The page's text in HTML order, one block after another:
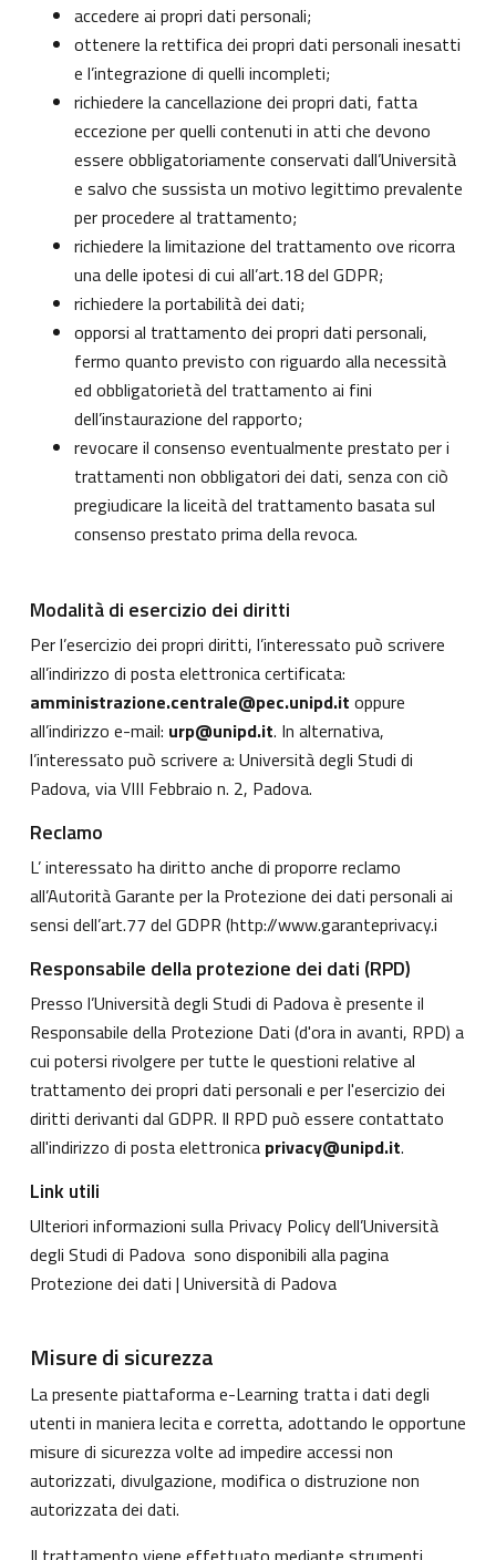
accedere ai propri dati personali;
ottenere la rettifica dei propri dati personali inesatti
e l’integrazione di quelli incompleti;
richiedere la cancellazione dei propri dati, fatta
eccezione per quelli contenuti in atti che devono
essere obbligatoriamente conservati dall’Università
e salvo che sussista un motivo legittimo prevalente
per procedere al trattamento;
richiedere la limitazione del trattamento ove ricorra
una delle ipotesi di cui all’art.18 del GDPR;
richiedere la portabilità dei dati;
opporsi al trattamento dei propri dati personali,
fermo quanto previsto con riguardo alla necessità
ed obbligatorietà del trattamento ai fini
dell’instaurazione del rapporto;
revocare il consenso eventualmente prestato per i
trattamenti non obbligatori dei dati, senza con ciò
pregiudicare la liceità del trattamento basata sul
consenso prestato prima della revoca.
Modalità di esercizio dei diritti
Per l’esercizio dei propri diritti, l’interessato può scrivere
all’indirizzo di posta elettronica certificata:
amministrazione.centrale@pec.unipd.it oppure
all’indirizzo e-mail: urp@unipd.it. In alternativa,
l’interessato può scrivere a: Università degli Studi di
Padova, via VIII Febbraio n. 2, Padova.
Reclamo
L’ interessato ha diritto anche di proporre reclamo
all’Autorità Garante per la Protezione dei dati personali ai
sensi dell’art.77 del GDPR (http://www.garanteprivacy.i
Responsabile della protezione dei dati (RPD)
Presso l’Università degli Studi di Padova è presente il
Responsabile della Protezione Dati (d'ora in avanti, RPD) a
cui potersi rivolgere per tutte le questioni relative al
trattamento dei propri dati personali e per l'esercizio dei
diritti derivanti dal GDPR. Il RPD può essere contattato
all'indirizzo di posta elettronica privacy@unipd.it.
Link utili
Ulteriori informazioni sulla Privacy Policy dell’Università
degli Studi di Padova sono disponibili alla pagina
Protezione dei dati | Università di Padova
Misure di sicurezza
La presente piattaforma e-Learning tratta i dati degli
utenti in maniera lecita e corretta, adottando le opportune
misure di sicurezza volte ad impedire accessi non
autorizzati, divulgazione, modifica o distruzione non
autorizzata dei dati.